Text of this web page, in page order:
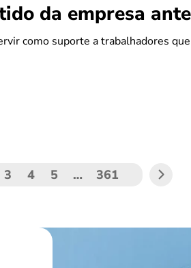
da empresa
como suporte a trabalhadores
3 4 5 … 361